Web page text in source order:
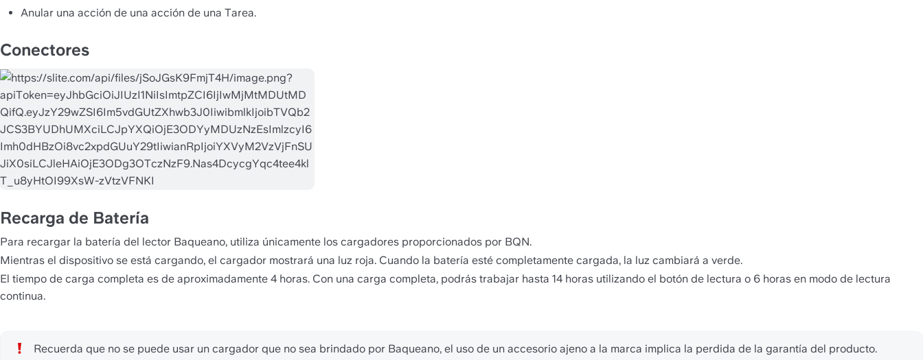
Anular una acción de una acción de una Tarea.
Conectores
Recarga de Batería
Para recargar la batería del lector Baqueano, utiliza únicamente los cargadores proporcionados por BQN.
Mientras el dispositivo se está cargando, el cargador mostrará una luz roja. Cuando la batería esté completamente cargada, la luz cambiará a verde.
El tiempo de carga completa es de aproximadamente 4 horas. Con una carga completa, podrás trabajar hasta 14 horas utilizando el botón de lectura o 6 horas en modo de lectura
continua.
Recuerda que no se puede usar un cargador que no sea brindado por Baqueano, el uso de un accesorio ajeno a la marca implica la perdida de la garantía del producto.